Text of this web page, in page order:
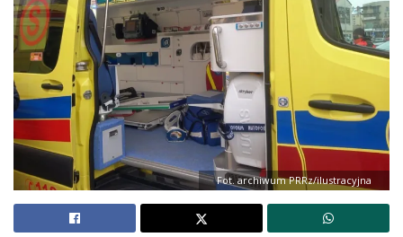
Fot. archiwum PRRz/ilustracyjna